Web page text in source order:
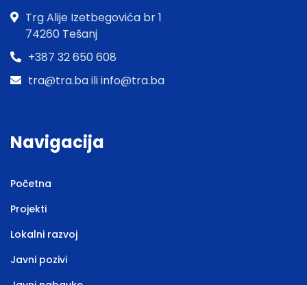
Trg Alije Izetbegovića br 1
74260 Tešanj
+387 32 650 608
tra@tra.ba ili info@tra.ba
Navigacija
Početna
Projekti
Lokalni razvoj
Javni pozivi